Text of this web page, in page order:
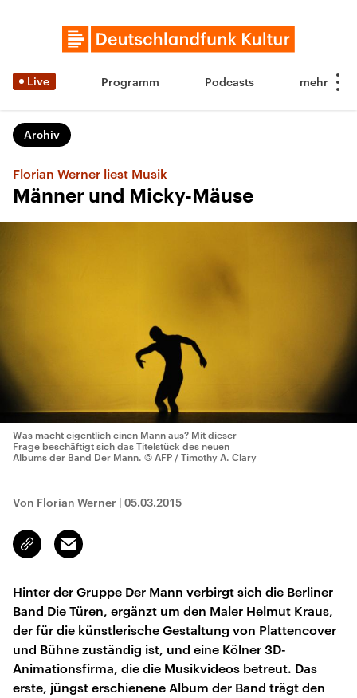
Live Programm Podcasts
Archiv
Florian Werner liest Musik
Männer und Micky-Mäuse
Was macht eigentlich einen Mann aus? Mit dieser
Frage beschäftigt sich das Titelstück des neuen
Albums der Band Der Mann. © AFP / Timothy A. Clary
Von Florian Werner | 05.03.2015
Link
kopieren/teilen
Email
Hinter der Gruppe Der Mann verbirgt sich die Berliner
Band Die Türen, ergänzt um den Maler Helmut Kraus,
der für die künstlerische Gestaltung von Plattencover
und Bühne zuständig ist, und eine Kölner 3D-
Animationsfirma, die die Musikvideos betreut. Das
erste, jüngst erschienene Album der Band trägt den